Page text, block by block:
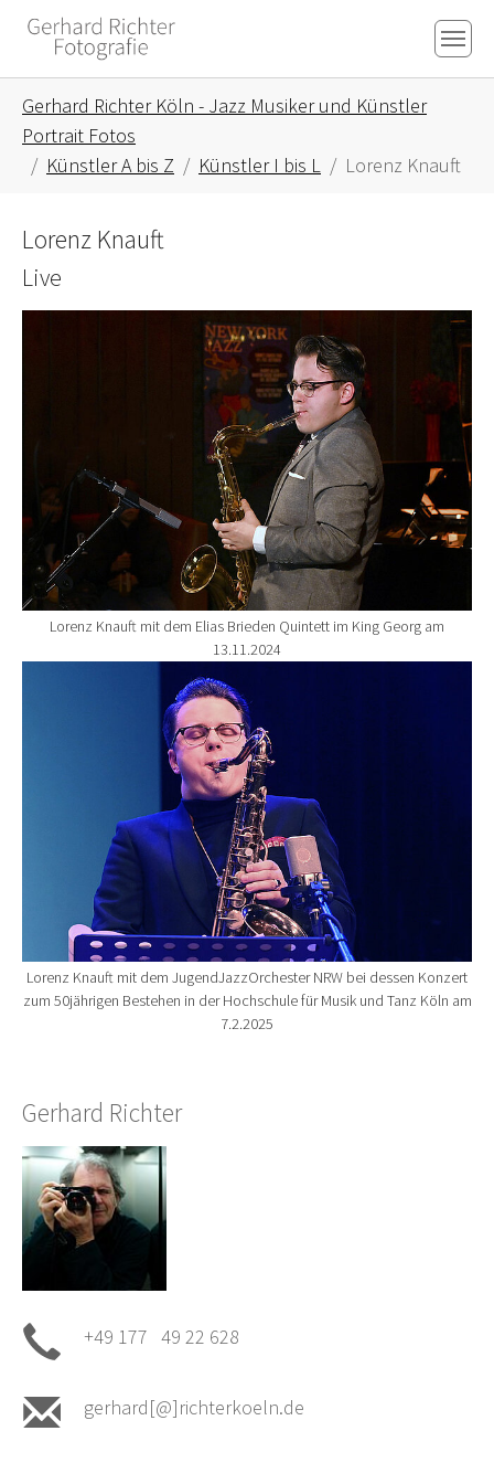
Skip to main content
Skip to page footer
Gerhard Richter Köln - Jazz Musiker und Künstler
Portrait Fotos
Künstler A bis Z
Künstler I bis L Lorenz Knauft
Lorenz Knauft
Live
Show larger version for:
Lorenz Knauft mit dem Elias Brieden Quintett im King Georg am
13.11.2024
Show larger version for:
Lorenz Knauft mit dem JugendJazzOrchester NRW bei dessen Konzert
zum 50jährigen Bestehen in der Hochschule für Musik und Tanz Köln am
7.2.2025
Gerhard Richter
+49 177 49 22 628
gerhard[@]richterkoeln.de